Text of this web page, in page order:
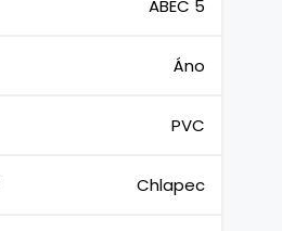
ABEC 5
Áno
PVC
Chlapec